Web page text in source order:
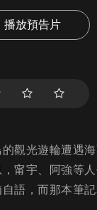
播放預告片
觀光遊輪遭遇
甯宇、阿強等
語，而那本筆